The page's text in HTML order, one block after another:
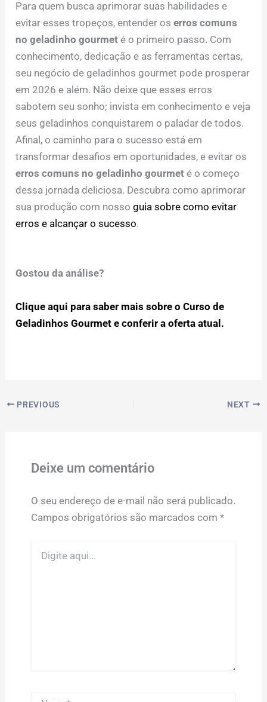
Para quem busca aprimorar suas habilidades e
evitar esses tropeços, entender oserros comuns
no geladinho gourmet é o primeiro passo. Com
conhecimento, dedicação e as ferramentas certas,
seu negócio de geladinhos gourmet pode prosperar
em 2026 e além. Não deixe que esses erros
sabotem seu sonho; invista em conhecimento e veja
seus geladinhos conquistarem o paladar de todos.
Afinal, o caminho para o sucesso está em
transformar desafios em oportunidades, e evitar os
erros comuns no geladinho gourmet é o começo
dessa jornada deliciosa. Descubra como aprimorar
sua produção com nossoguia sobre como evitar
erros e alcançar o sucesso.
Gostou da análise?
Clique aqui para saber mais sobre o Curso de
Geladinhos Gourmet e conferir a oferta atual.
PREVIOUS NEXT
Deixe um comentário
O seu endereço de e-mail não será publicado.
Campos obrigatórios são marcados com *
aqui...